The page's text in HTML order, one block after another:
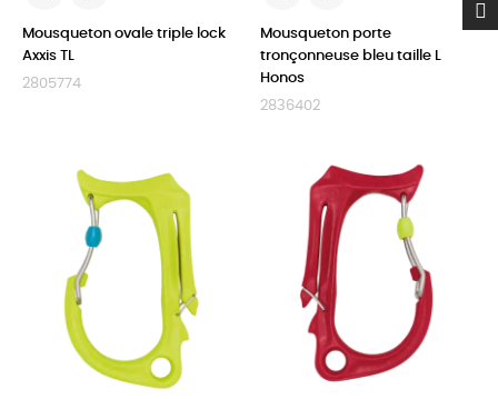
Mousqueton ovale triple lock
Axxis TL
2805774
Mousqueton porte
tronçonneuse bleu taille L
Honos
2836402